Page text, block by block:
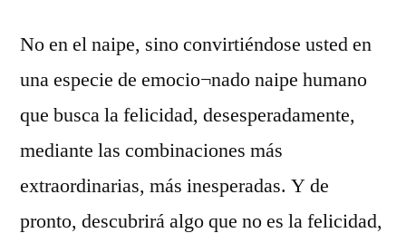
No en el naipe, sino convirtiéndose usted en
una especie de emocio¬nado naipe humano
que busca la felicidad, desesperadamente,
mediante las combinaciones más
extraordinarias, más inesperadas. Y de
pronto, descubrirá algo que no es la felicidad,